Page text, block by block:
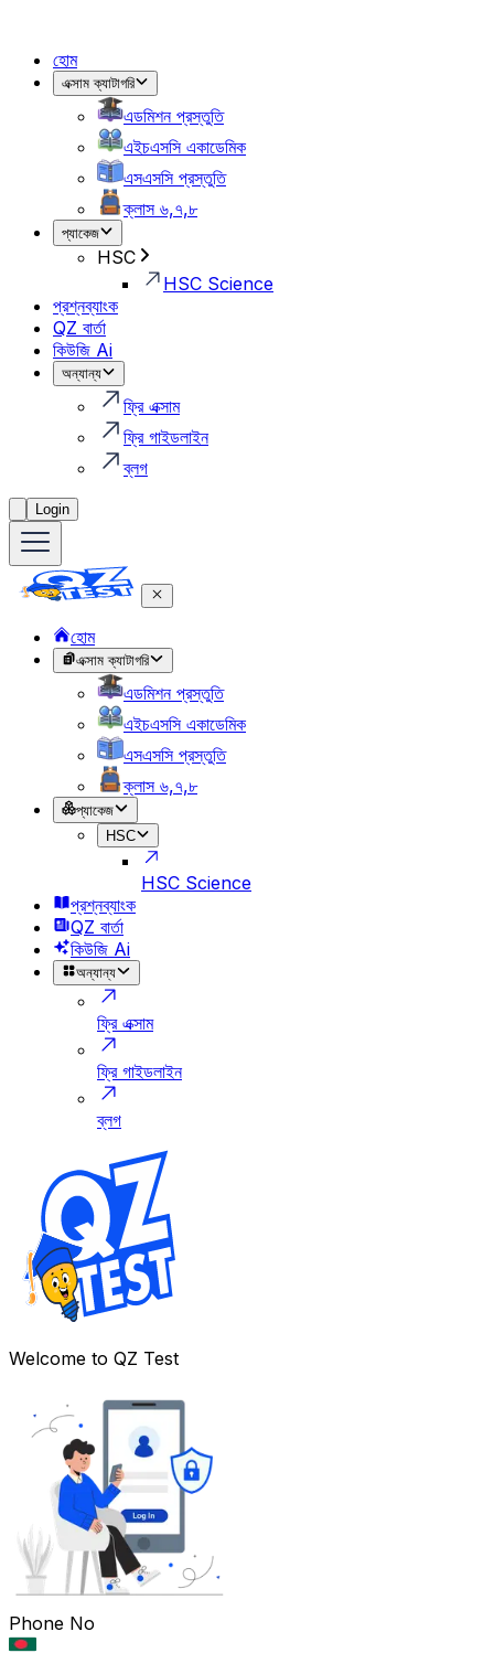
হোম
এক্সাম ক্যাটাগরি
এডমিশন প্রস্তুতি
এইচএসসি একাডেমিক
এসএসসি প্রস্তুতি
ক্লাস ৬,৭,৮
প্যাকেজ
HSC
HSC Science
প্রশ্নব্যাংক
QZ বার্তা
কিউজি Ai
অন্যান্য
ফ্রি এক্সাম
ফ্রি গাইডলাইন
ব্লগ
Login
হোম
এক্সাম ক্যাটাগরি
এডমিশন প্রস্তুতি
এইচএসসি একাডেমিক
এসএসসি প্রস্তুতি
ক্লাস ৬,৭,৮
প্যাকেজ
HSC
HSC Science
প্রশ্নব্যাংক
QZ বার্তা
কিউজি Ai
অন্যান্য
ফ্রি এক্সাম
ফ্রি গাইডলাইন
ব্লগ
Welcome to QZ Test
Phone No